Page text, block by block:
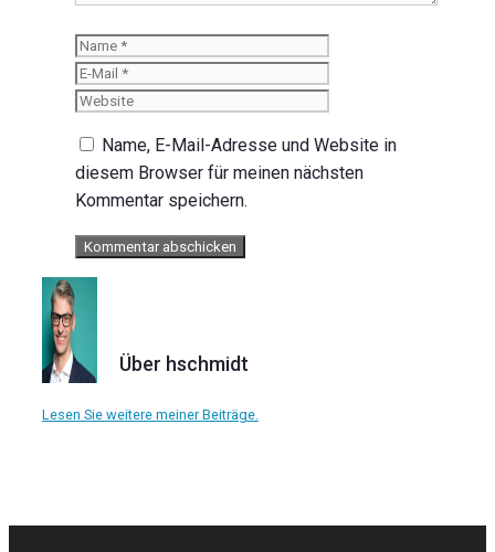
Name
Name, E-Mail-Adresse und Website in
diesem Browser für meinen nächsten
Kommentar speichern.
Über hschmidt
Lesen Sie weitere meiner Beiträge.